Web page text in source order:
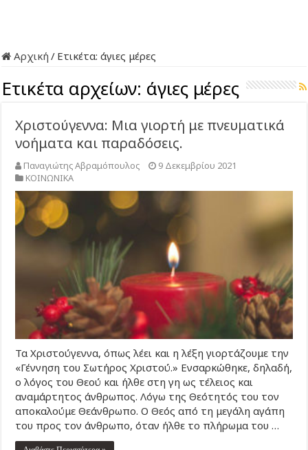
Αρχική / Ετικέτα:άγιες μέρες
Ετικέτα αρχείων: άγιες μέρες
Χριστούγεννα: Μια γιορτή με πνευματικά
νοήματα και παραδόσεις.
Παναγιώτης Αβραμόπουλος
9 Δεκεμβρίου 2021
ΚΟΙΝΩΝΙΚΑ
Τα Χριστούγεννα, όπως λέει και η λέξη γιορτάζουμε την
«Γέννηση του Σωτήρος Χριστού.» Ενσαρκώθηκε, δηλαδή,
ο λόγος του Θεού και ήλθε στη γη ως τέλειος και
αναμάρτητος άνθρωπος. Λόγω της Θεότητός του τον
αποκαλούμε Θεάνθρωπο. Ο Θεός από τη μεγάλη αγάπη
του προς τον άνθρωπο, όταν ήλθε το πλήρωμα του …